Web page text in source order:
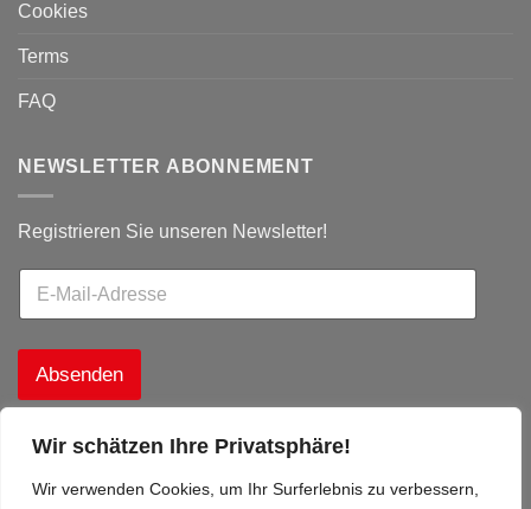
Wir schätzen Ihre Privatsphäre!
Wir verwenden Cookies, um Ihr Surferlebnis zu verbessern,
Cookies
Terms
FAQ
NEWSLETTER ABONNEMENT
Registrieren Sie unseren Newsletter!
Absenden